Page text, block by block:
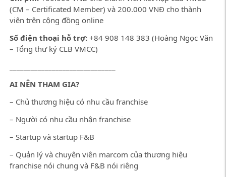
(CM – Certificated Member) và 200.000 VNĐ cho thành
viên trên cộng đồng online
Số điện thoại hỗ trợ:+84 908 148 383 (Hoàng Ngọc Văn
– Tổng thư ký CLB VMCC)
AI NÊN THAM GIA?
– Chủ thương hiệu có nhu cầu franchise
– Người có nhu cầu nhận franchise
– Startup và startup F&B
– Quản lý và chuyên viên marcom của thương hiệu
franchise nói chung và F&B nói riêng